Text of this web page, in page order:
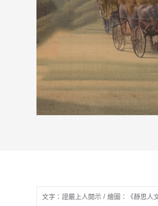
文字：證嚴上人開示 / 繪圖：《靜思人